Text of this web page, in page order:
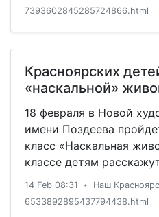
7393602845285724866.html
Красноярских
«наскальной»
18 февраля в Новой
имени Поздеева
класс «Наскальная
классе детям
цивилизациях, которые
скалах Шалаболинской
14 Feb 08:31 • Наш
6533892895437794438.html